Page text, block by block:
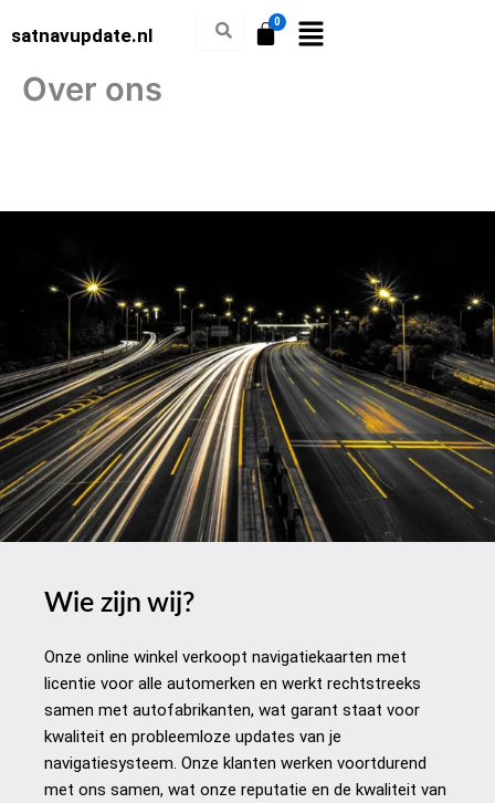
naar
inhoud
satnavupdate.nl
Over ons
Wie zijn wij?
Onze online winkel verkoopt navigatiekaarten met
licentie voor alle automerken en werkt rechtstreeks
samen met autofabrikanten, wat garant staat voor
kwaliteit en probleemloze updates van je
navigatiesysteem. Onze klanten werken voortdurend
met ons samen, wat onze reputatie en de kwaliteit van